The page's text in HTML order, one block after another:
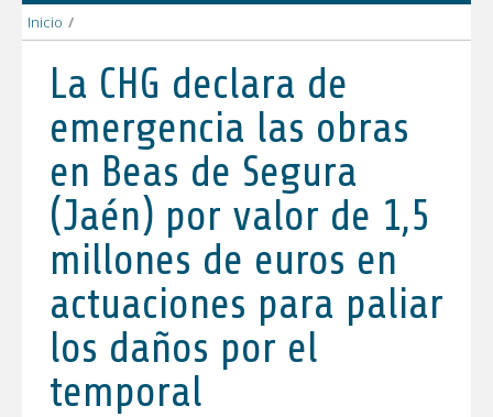
Inicio /
La CHG declara de
emergencia las obras
en Beas de Segura
(Jaén) por valor de 1,5
millones de euros en
actuaciones para paliar
los daños por el
temporal